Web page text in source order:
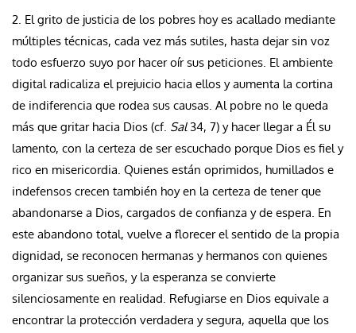
2. El grito de justicia de los pobres hoy es acallado mediante
múltiples técnicas, cada vez más sutiles, hasta dejar sin voz
todo esfuerzo suyo por hacer oír sus peticiones. El ambiente
digital radicaliza el prejuicio hacia ellos y aumenta la cortina
de indiferencia que rodea sus causas. Al pobre no le queda
más que gritar hacia Dios (cf. Sal34, 7) y hacer llegar a Él su
lamento, con la certeza de ser escuchado porque Dios es fiel y
rico en misericordia. Quienes están oprimidos, humillados e
indefensos crecen también hoy en la certeza de tener que
abandonarse a Dios, cargados de confianza y de espera. En
este abandono total, vuelve a florecer el sentido de la propia
dignidad, se reconocen hermanas y hermanos con quienes
organizar sus sueños, y la esperanza se convierte
silenciosamente en realidad. Refugiarse en Dios equivale a
encontrar la protección verdadera y segura, aquella que los